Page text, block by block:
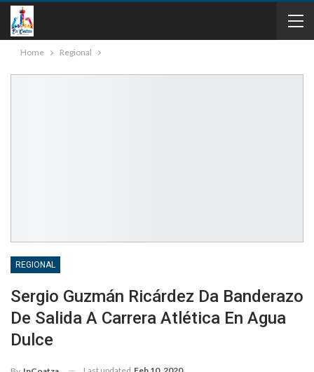
Home Regional
REGIONAL
Sergio Guzmán Ricárdez Da Banderazo
De Salida A Carrera Atlética En Agua
Dulce